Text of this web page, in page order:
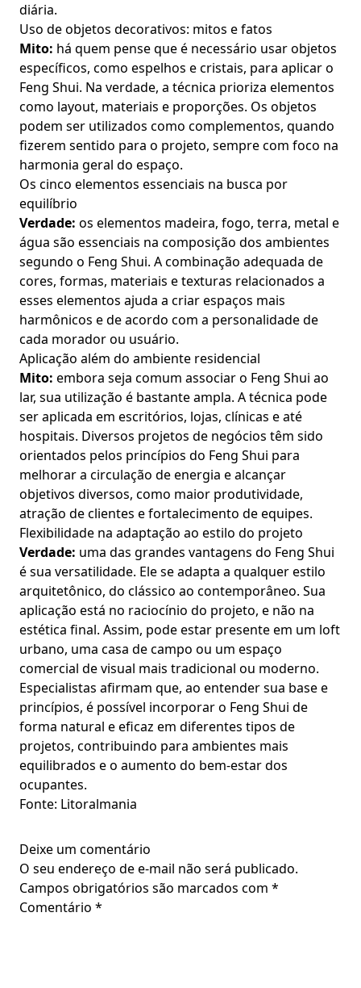
diária.
Uso de objetos decorativos: mitos e fatos
Mito: há quem pense que é necessário usar objetos
específicos, como espelhos e cristais, para aplicar o
Feng Shui. Na verdade, a técnica prioriza elementos
como layout, materiais e proporções. Os objetos
podem ser utilizados como complementos, quando
fizerem sentido para o projeto, sempre com foco na
harmonia geral do espaço.
Os cinco elementos essenciais na busca por
equilíbrio
Verdade: os elementos madeira, fogo, terra, metal e
água são essenciais na composição dos ambientes
segundo o Feng Shui. A combinação adequada de
cores, formas, materiais e texturas relacionados a
esses elementos ajuda a criar espaços mais
harmônicos e de acordo com a personalidade de
cada morador ou usuário.
Aplicação além do ambiente residencial
Mito: embora seja comum associar o Feng Shui ao
lar, sua utilização é bastante ampla. A técnica pode
ser aplicada em escritórios, lojas, clínicas e até
hospitais. Diversos projetos de negócios têm sido
orientados pelos princípios do Feng Shui para
melhorar a circulação de energia e alcançar
objetivos diversos, como maior produtividade,
atração de clientes e fortalecimento de equipes.
Flexibilidade na adaptação ao estilo do projeto
Verdade: uma das grandes vantagens do Feng Shui
é sua versatilidade. Ele se adapta a qualquer estilo
arquitetônico, do clássico ao contemporâneo. Sua
aplicação está no raciocínio do projeto, e não na
estética final. Assim, pode estar presente em um loft
urbano, uma casa de campo ou um espaço
comercial de visual mais tradicional ou moderno.
Especialistas afirmam que, ao entender sua base e
princípios, é possível incorporar o Feng Shui de
forma natural e eficaz em diferentes tipos de
projetos, contribuindo para ambientes mais
equilibrados e o aumento do bem-estar dos
ocupantes.
Fonte: Litoralmania
Deixe um comentário
O seu endereço de e-mail não será publicado.
Campos obrigatórios são marcados com *
Comentário *